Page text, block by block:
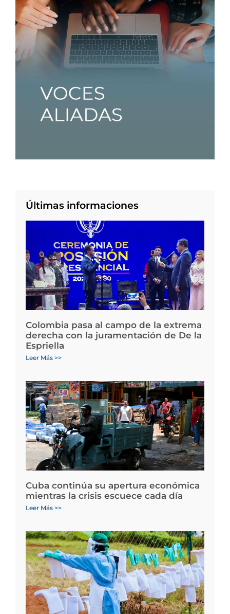
Últimas informaciones
Colombia pasa al campo de la extrema
derecha con la juramentación de De la
Espriella
Leer Más >>
Cuba continúa su apertura económica
mientras la crisis escuece cada día
Leer Más >>